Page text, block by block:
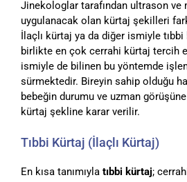
Jinekologlar tarafından ultrason ve
uygulanacak olan kürtaj şekilleri
İlaçlı kürtaj ya da diğer ismiyle
birlikte en çok cerrahi kürtaj tercih
ismiyle de bilinen bu yöntemde
sürmektedir. Bireyin sahip olduğu
bebeğin durumu ve uzman
kürtaj şekline karar verilir.
Tıbbi Kürtaj (İlaçlı Kürtaj)
En kısa tanımıyla tıbbi kürtaj;